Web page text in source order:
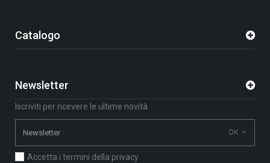
Catalogo
Newsletter
Iscriviti per ricevere le ultime novità
OK >
Accetta i termini della privacy